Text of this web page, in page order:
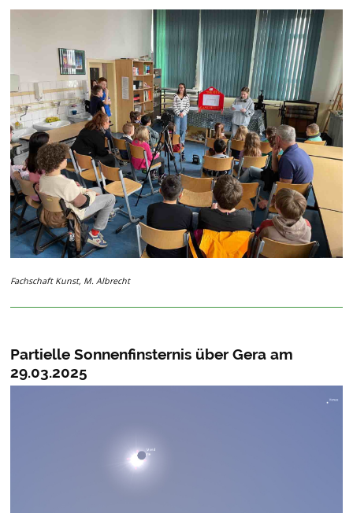
Fachschaft Kunst, M. Albrecht
Partielle Sonnenfinsternis über Gera am
29.03.2025